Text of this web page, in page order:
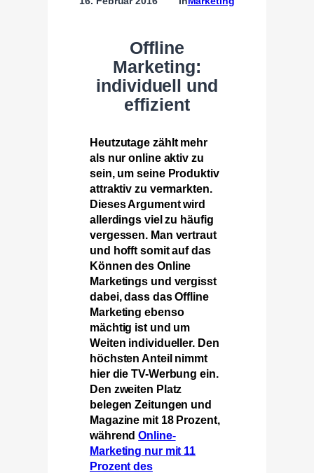
Offline
Marketing:
individuell und
effizient
Heutzutage zählt mehr
als nur online aktiv zu
sein, um seine Produktiv
attraktiv zu vermarkten.
Dieses Argument wird
allerdings viel zu häufig
vergessen. Man vertraut
und hofft somit auf das
Können des Online
Marketings und vergisst
dabei, dass das Offline
Marketing ebenso
mächtig ist und um
Weiten individueller. Den
höchsten Anteil nimmt
hier die TV-Werbung ein.
Den zweiten Platz
belegen Zeitungen und
Magazine mit 18 Prozent,
während Online-
Marketing nur mit 11
Prozent des